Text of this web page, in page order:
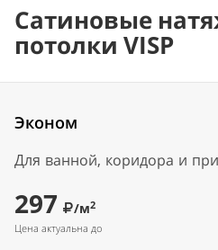
Сатиновые
потолки VISP
Эконом
Для ванной, коридора и
297 /м2
Цена актуальна до